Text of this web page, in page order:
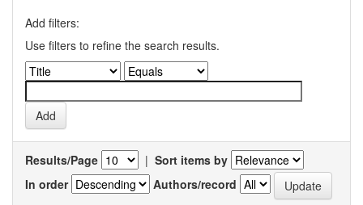
Add filters:
Use filters to refine the search results.
Results/Page | Sort items by
In order
Authors/record